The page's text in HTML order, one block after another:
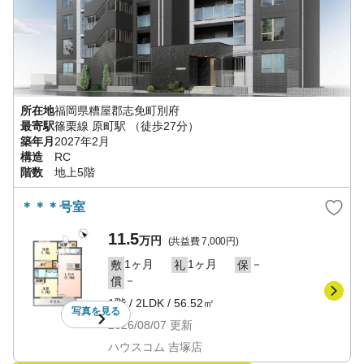
所在地福岡県糟屋郡志免町別府
最寄駅篠栗線 原町駅
（徒歩27分）
築年月 2027年2月
構造
RC
階数
地上5階
＊＊＊号室
写真を見る
11.5万円 (共益費7,000円)
敷 1ヶ月 礼 1ヶ月 保 －
償 －
1階/ 2LDK / 56.52㎡
2026/08/07 更新
ハウスコム 吉塚店